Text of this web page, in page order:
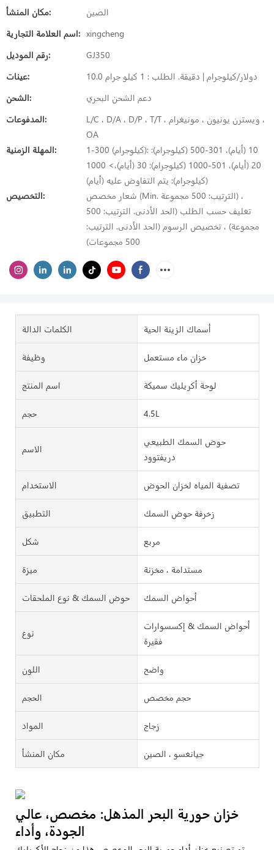
مكان المنشأ:
الصين
اسم العلامة التجارية: xingcheng
رقم الموديل:
GJ350
عينات:
10.0 دولار/كيلوجرام | دقيقة. الطلب : 1 كيلو جرام
الشحن:
دعم الشحن البحري
المدفوعات:
L/C ، D/A ، D/P ، T/T ، ويسترن يونيون ، مونيغرام ،
OA
المهلة الزمنية:
1-300 (كيلوجرام): 10 (أيام)، 301-500 (كيلوجرام):
20 (أيام)، 501-1000 (كيلوجرام): 30 (أيام)،> 1000
(كيلوجرام): يتم التفاوض عليه (أيام)
التخصيص:
شعار مخصص (Min. الترتيب: 500 مجموعة) ،
تغليف حسب الطلب (الحد الأدنى. الترتيب: 500
مجموعة) ، تخصيص الرسوم (الحد الأدنى. الترتيب:
500 مجموعات)
الكلمات الدالة أسماك الزينة الحية
وظيفة خزان ماء مستعمل
اسم المنتج لوحة أكريليك سميكة
حجم 4.5L
الاسم
حوض السمك الطبيعي
دريفتوود
الاستخدام تصفية المياه لخزان الحوض
التطبيق زخرفة حوض السمك
شكل مربع
ميزة مستدامة ، مخزنة
حوض السمك & نوع الملحقات أحواض السمك
نوع
أحواض السمك & إكسسوارات
فقيرة
اللون واضح
الحجم حجم مخصص
المواد زجاج
مكان المنشأ جيانغسو ، الصين
خزان حورية البحر المذهل: مخصص، عالي